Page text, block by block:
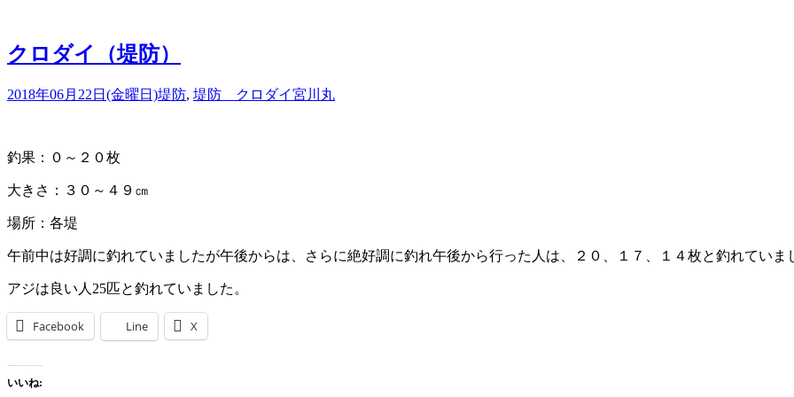
クロダイ（堤防）
2018年06月22日(金曜日)堤防, 堤防 クロダイ宮川丸
釣果：０～２０枚
大きさ：３０～４９㎝
場所：各堤
午前中は好調に釣れていましたが午後からは、さらに絶好調に釣れ午後から行った人は、２０、１７、１４枚と釣れていま
アジは良い人25匹と釣れていました。
Facebook Line X
いいね: